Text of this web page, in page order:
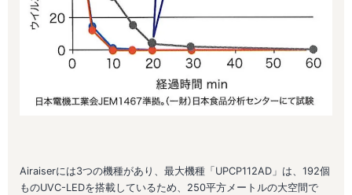
Airaiserには3つの機種があり、最大機種「UPCP112AD」は、192個
ものUVC-LEDを搭載しているため、250平方メートルの大空間で